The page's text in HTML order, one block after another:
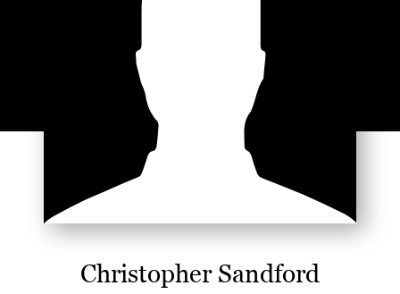
Christopher Sandford